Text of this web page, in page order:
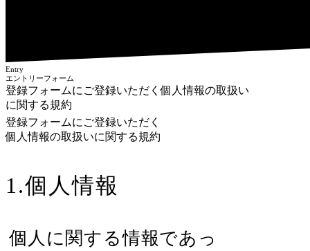
Entry
エントリーフォーム
登録フォームにご登録いただく個人情報の取扱い
に関する規約
登録フォームにご登録いただく
個人情報の取扱いに関する規約
1.個人情報
個人に関する情報であっ